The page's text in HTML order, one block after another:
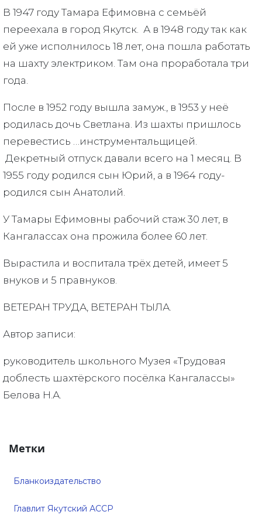
В 1947 году Тамара Ефимовна с семьёй
переехала в город Якутск. А в 1948 году так как
ей уже исполнилось 18 лет, она пошла работать
на шахту электриком. Там она проработала три
года.
После в 1952 году вышла замуж., в 1953 у неё
родилась дочь Светлана. Из шахты пришлось
перевестись …инструментальщицей.
Декретный отпуск давали всего на 1 месяц. В
1955 году родился сын Юрий, а в 1964 году-
родился сын Анатолий.
У Тамары Ефимовны рабочий стаж 30 лет, в
Кангалассах она прожила более 60 лет.
Вырастила и воспитала трёх детей, имеет 5
внуков и 5 правнуков.
ВЕТЕРАН ТРУДА, ВЕТЕРАН ТЫЛА.
Автор записи:
руководитель школьного Музея «Трудовая
доблесть шахтёрского посёлка Кангалассы»
Белова Н.А.
Метки
Бланкоиздательство
Главлит Якутский АССР